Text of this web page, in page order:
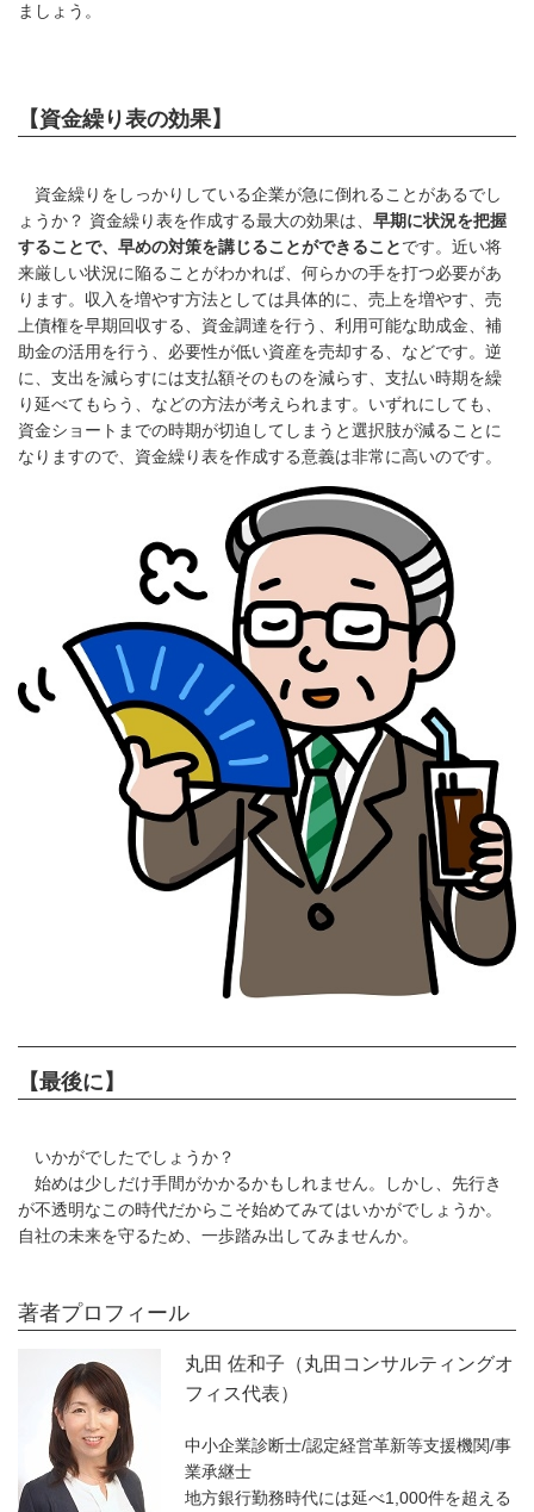
ましょう。
【資金繰り表の効果】
資金繰りをしっかりしている企業が急に倒れることがあるでし
ょうか？ 資金繰り表を作成する最大の効果は、 早期に状況を把握
することで、早めの対策を講じることができることです。近い将
来厳しい状況に陥ることがわかれば、何らかの手を打つ必要があ
ります。収入を増やす方法としては具体的に、売上を増やす、売
上債権を早期回収する、資金調達を行う、利用可能な助成金、補
助金の活用を行う、必要性が低い資産を売却する、などです。逆
に、支出を減らすには支払額そのものを減らす、支払い時期を繰
り延べてもらう、などの方法が考えられます。いずれにしても、
資金ショートまでの時期が切迫してしまうと選択肢が減ることに
なりますので、資金繰り表を作成する意義は非常に高いのです。
【最後に】
いかがでしたでしょうか？
始めは少しだけ手間がかかるかもしれません。しかし、先行き
が不透明なこの時代だからこそ始めてみてはいかがでしょうか。
自社の未来を守るため、一歩踏み出してみませんか。
著者プロフィール
丸田 佐和子（丸田コンサルティングオ
フィス代表）
中小企業診断士/認定経営革新等支援機関/事
業承継士
地方銀行勤務時代には延べ1,000件を超える